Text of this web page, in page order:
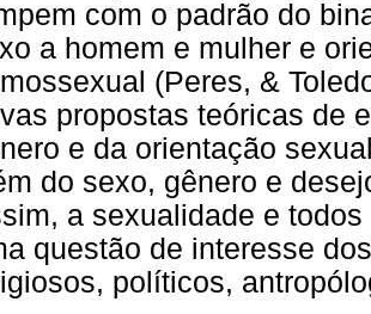
com o padrão do
a homem e mulher e
(Peres, &
propostas teóricas de
e da orientação
do sexo, gênero e
a sexualidade e
questão de interesse
políticos,